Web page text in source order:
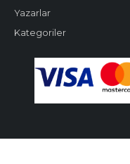
Yazarlar
Kategoriler